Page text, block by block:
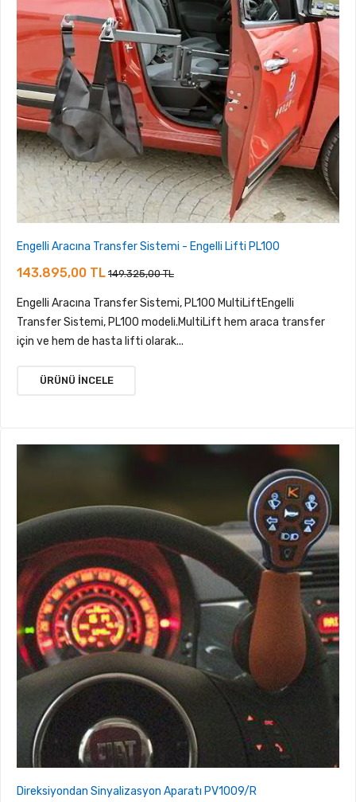
Direksiyondan Sinyalizasyon Aparatı PV1009/R
Engelli Aracına Transfer Sistemi - Engelli Lifti PL100
143.895,00 TL 149.325,00 TL
Engelli Aracına Transfer Sistemi, PL100 MultiLiftEngelli
Transfer Sistemi, PL100 modeli.MultiLift hem araca transfer
için ve hem de hasta lifti olarak...
ÜRÜNÜ İNCELE